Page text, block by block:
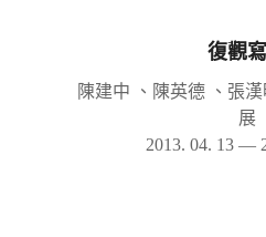
復觀
陳建中 、陳英德 、張
展
2013. 04. 13 —